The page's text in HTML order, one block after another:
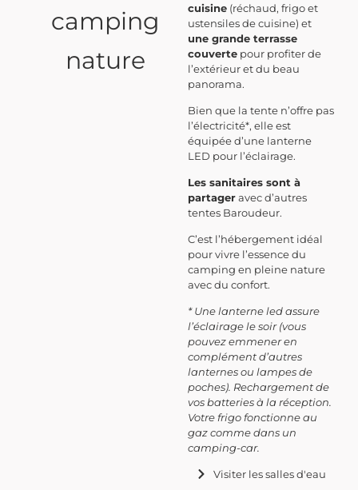
camping
nature
cuisine (réchaud, frigo et
ustensiles de cuisine) et
une grande terrasse
couvertepour profiter de
l’extérieur et du beau
panorama.
Bien que la tente n’offre pas
l’électricité*, elle est
équipée d’une lanterne
LED pour l’éclairage.
Les sanitaires sont à
partageravec d’autres
tentes Baroudeur.
C’est l’hébergement idéal
pour vivre l’essence du
camping en pleine nature
avec du confort.
* Une lanterne led assure
l’éclairage le soir (vous
pouvez emmener en
complément d’autres
lanternes ou lampes de
poches). Rechargement de
vos batteries à la réception.
Votre frigo fonctionne au
gaz comme dans un
camping-car.
Visiter les salles d'eau